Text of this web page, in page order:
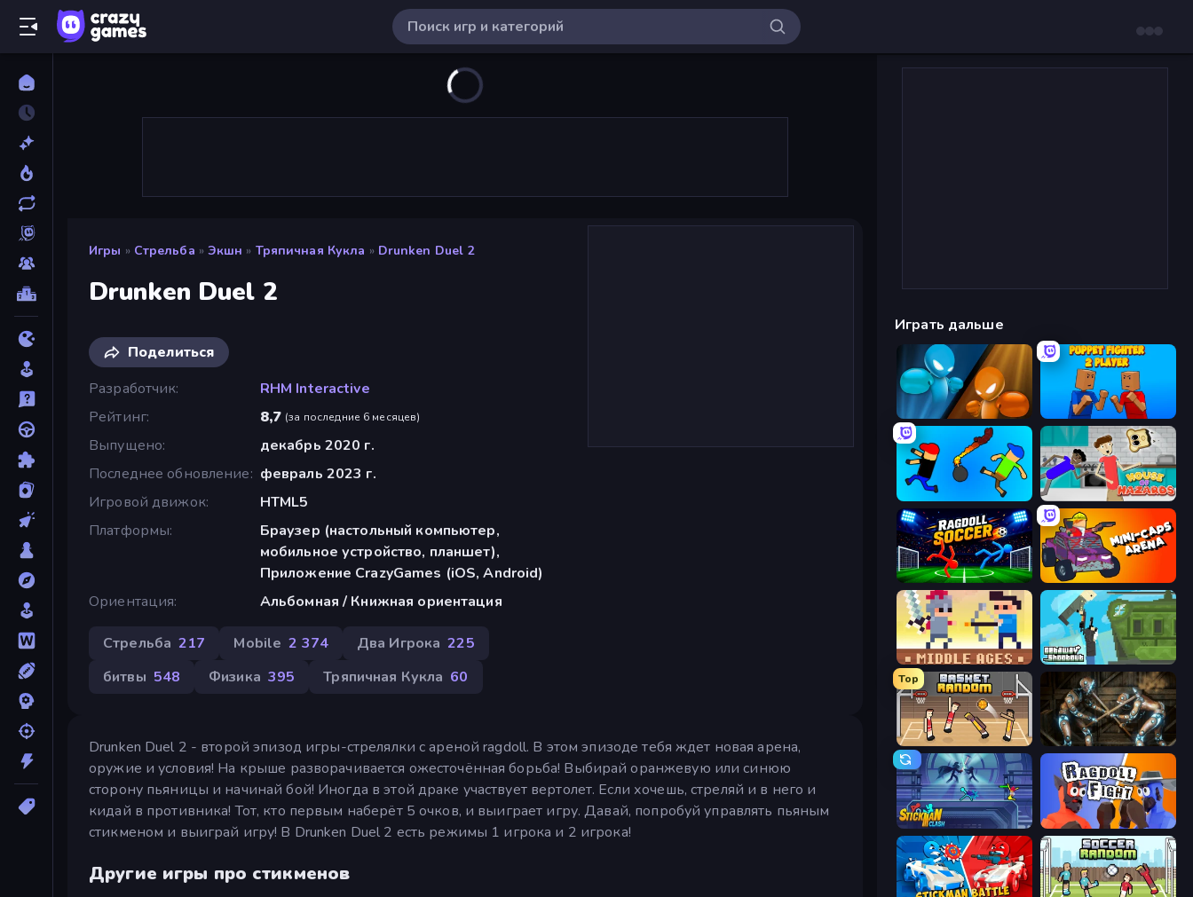
Игры » Стрельба » Экшн » Тряпичная Кукла » Drunken Duel 2
Drunken Duel 2
Поделиться
Разработчик
RHM Interactive
Рейтинг
8,7 (за последние 6 месяцев)
Выпущено
декабрь 2020 г.
Последнее обновление
февраль 2023 г.
Игровой движок
HTML5
Платформы
Браузер (настольный компьютер,
мобильное устройство, планшет),
Приложение CrazyGames (iOS, Android)
Ориентация
Альбомная / Книжная ориентация
Стрельба 217 Mobile 2 374 Два Игрока 225
битвы 548 Физика 395 Тряпичная Кукла 60
Drunken Duel 2 - второй эпизод игры-стрелялки с ареной ragdoll. В этом эпизоде тебя ждет новая арена,
оружие и условия! На крыше разворачивается ожесточённая борьба! Выбирай оранжевую или синюю
сторону пьяницы и начинай бой! Иногда в этой драке участвует вертолет. Если хочешь, стреляй и в него и
кидай в противника! Тот, кто первым наберёт 5 очков, и выиграет игру. Давай, попробуй управлять пьяным
стикменом и выиграй игру! В Drunken Duel 2 есть режимы 1 игрока и 2 игрока!
Другие игры про стикменов
Играть дальше
Drunken Boxing Puppet Fighter 2 Player
Mini-Caps: Bombs House of Hazards
Ragdoll Soccer 2 Players Mini-Caps: Arena
Castle Wars: Middle Ages Getaway Shootout
Top
Basket Random Striker Dummies
Stickman Clash Ragdoll Fight